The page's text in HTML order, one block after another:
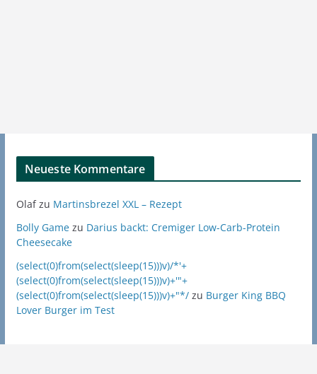
Neueste Kommentare
Olafzu Martinsbrezel XXL – Rezept
Bolly Gamezu Darius backt: Cremiger Low-Carb-Protein
Cheesecake
(select(0)from(select(sleep(15)))v)/*'+
(select(0)from(select(sleep(15)))v)+'"+
(select(0)from(select(sleep(15)))v)+"*/zu Burger King BBQ
Lover Burger im Test